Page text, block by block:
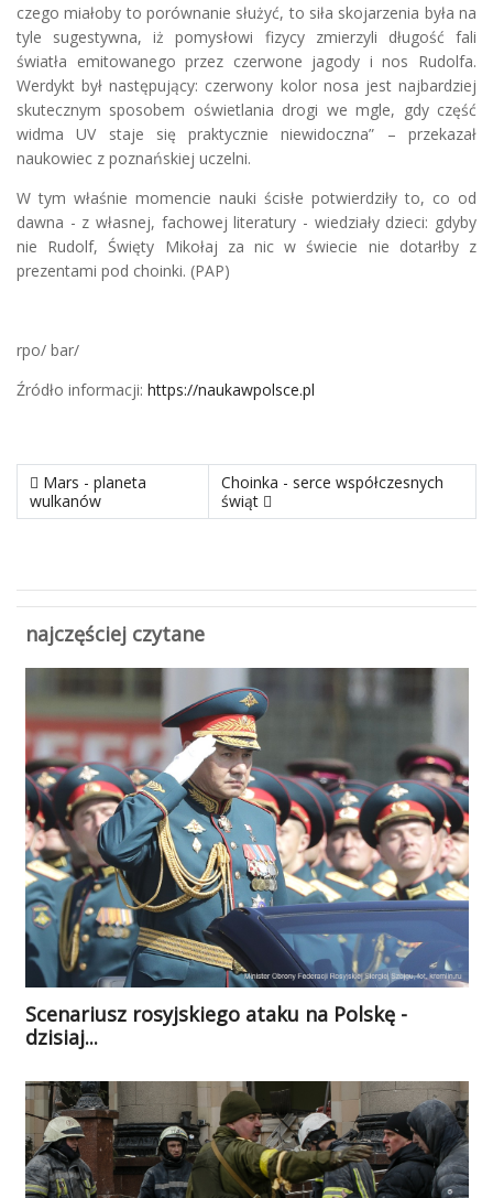
czego miałoby to porównanie służyć, to siła skojarzenia była na
tyle sugestywna, iż pomysłowi fizycy zmierzyli długość fali
światła emitowanego przez czerwone jagody i nos Rudolfa.
Werdykt był następujący: czerwony kolor nosa jest najbardziej
skutecznym sposobem oświetlania drogi we mgle, gdy część
widma UV staje się praktycznie niewidoczna” – przekazał
naukowiec z poznańskiej uczelni.
W tym właśnie momencie nauki ścisłe potwierdziły to, co od
dawna - z własnej, fachowej literatury - wiedziały dzieci: gdyby
nie Rudolf, Święty Mikołaj za nic w świecie nie dotarłby z
prezentami pod choinki. (PAP)
rpo/ bar/
Źródło informacji: https://naukawpolsce.pl
poprzedni materiał: Mars - planeta wulkanów
Mars - planeta
wulkanów
następny materiał: Choinka - serce
Choinka - serce współczesnych
świąt
najczęściej czytane
Scenariusz rosyjskiego ataku na Polskę -
dzisiaj...